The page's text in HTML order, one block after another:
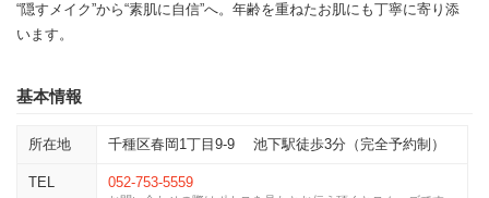
“隠すメイク”から“素肌に自信”へ。年齢を重ねたお肌にも丁寧に寄り添
います。
基本情報
所在地 千種区春岡1丁目9-9 池下駅徒歩3分（完全予約制）
TEL 052-753-5559